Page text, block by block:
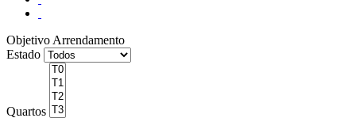
Objetivo Arrendamento
Estado
Quartos